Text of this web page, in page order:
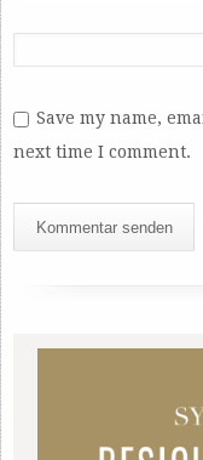
Save my name,
next time I comment.